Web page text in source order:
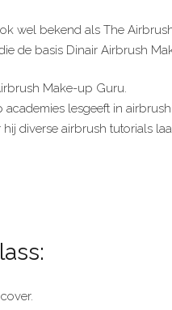
wel bekend als The
de basis Dinair Airbrush
Make-up Guru.
lesgeeft in
diverse airbrush tutorials